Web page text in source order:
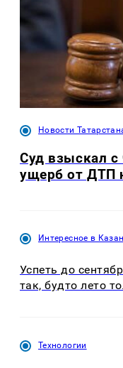
Новости
Суд взыскал с
ущерб от ДТП
Интересное в
Успеть до
так, будто лето
Технологии